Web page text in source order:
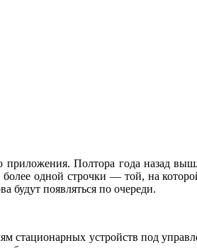
Полтора года назад
одной строчки — той, на
будут появляться по очереди.
стационарных устройств под